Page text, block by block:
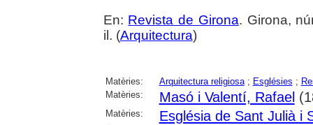
En: Revista de Girona. Girona,
il. (Arquitectura)
Matèries: Arquitectura religiosa; Esglésies ;
Matèries:
Masó i Valentí, Rafael
Matèries: Església de Sant Julià i